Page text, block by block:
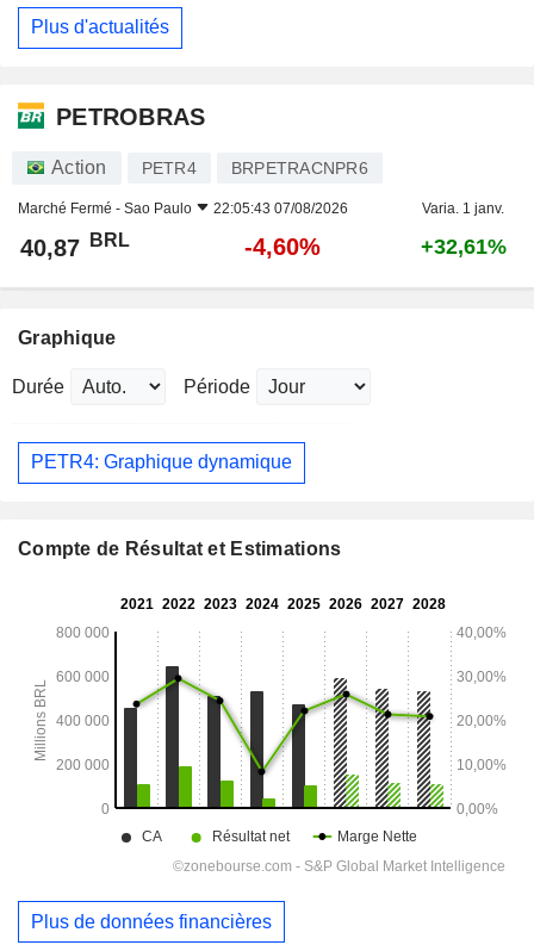
Plus d'actualités
PETROBRAS
Action PETR4 BRPETRACNPR6
Marché Fermé - Sao Paulo 22:05:43 07/08/2026 Varia. 1 janv.
40,87 BRL -4,60% +32,61%
Graphique
Durée Période
PETR4: Graphique dynamique
Compte de Résultat et Estimations
Plus de données financières